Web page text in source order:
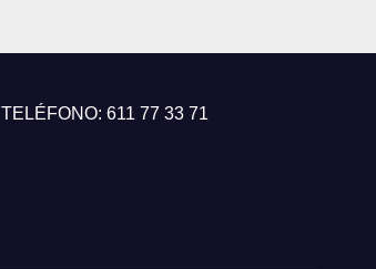
TELÉFONO: 611 77 33 71